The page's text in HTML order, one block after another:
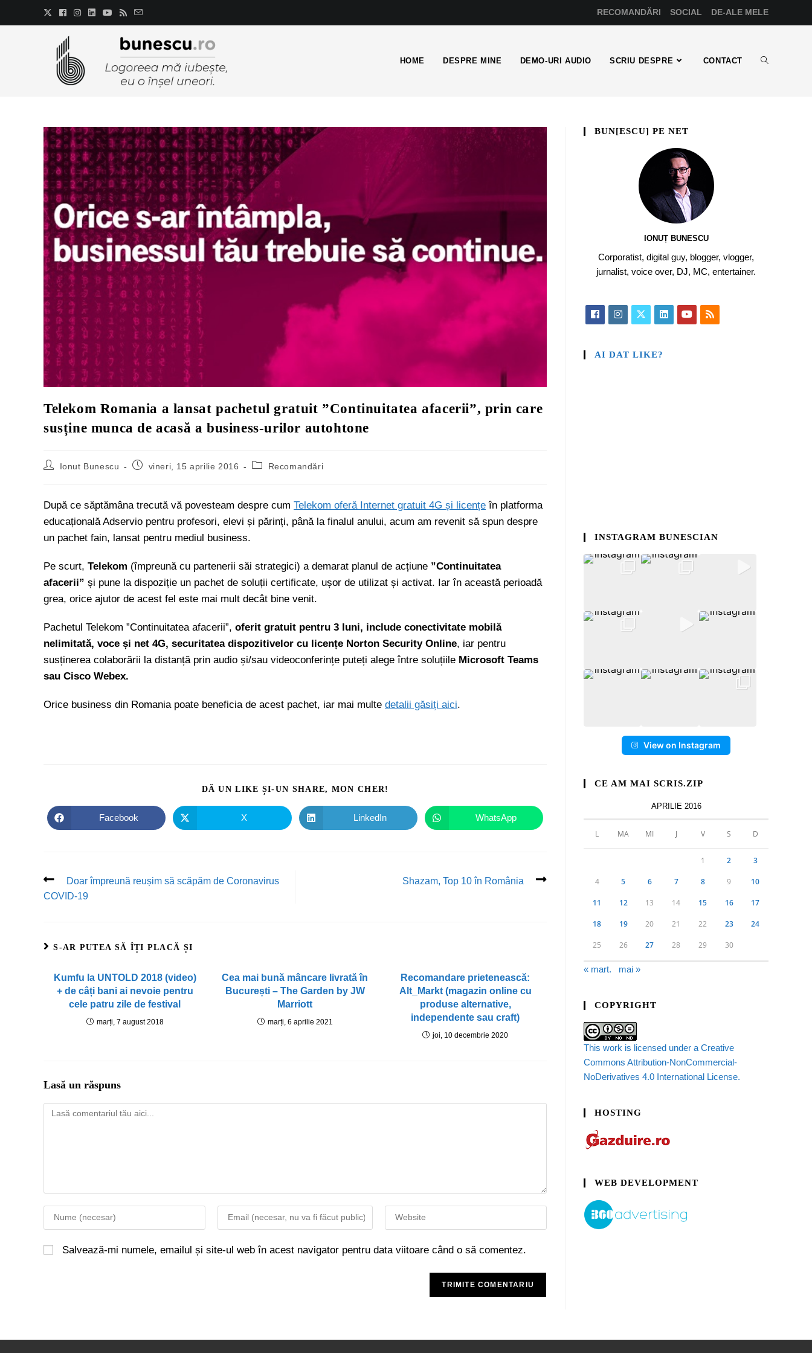
RECOMANDĂRI SOCIAL DE-ALE MELE
HOME DESPRE MINE DEMO-URI AUDIO SCRIU DESPRE CONTACT
Telekom Romania a lansat pachetul gratuit ”Continuitatea afacerii”, prin care
susține munca de acasă a business-urilor autohtone
Ionut Bunescu vineri, 15 aprilie 2016 Recomandări
După ce săptămâna trecută vă povesteam despre cum Telekom oferă Internet gratuit 4G și licențe în platforma
educațională Adservio pentru profesori, elevi și părinți, până la finalul anului, acum am revenit să spun despre
un pachet fain, lansat pentru mediul business.
Pe scurt, Telekom (împreună cu partenerii săi strategici) a demarat planul de acțiune ”Continuitatea
afacerii” și pune la dispoziție un pachet de soluții certificate, ușor de utilizat și activat. Iar în această perioadă
grea, orice ajutor de acest fel este mai mult decât bine venit.
Pachetul Telekom ”Continuitatea afacerii”, oferit gratuit pentru 3 luni, include conectivitate mobilă
nelimitată, voce și net 4G, securitatea dispozitivelor cu licențe Norton Security Online, iar pentru
susținerea colaborării la distanță prin audio și/sau videoconferințe puteți alege între soluțiile Microsoft Teams
sau Cisco Webex.
Orice business din Romania poate beneficia de acest pachet, iar mai multe detalii găsiți aici.
DĂ UN LIKE ȘI-UN SHARE, MON CHER!
Facebook X LinkedIn WhatsApp
Doar împreună reușim să scăpăm de Coronavirus
COVID-19
Shazam, Top 10 în România
S-AR PUTEA SĂ ÎȚI PLACĂ ȘI
Kumfu la UNTOLD 2018 (video)
+ de câți bani ai nevoie pentru
cele patru zile de festival
marți, 7 august 2018
Cea mai bună mâncare livrată în
București – The Garden by JW
Marriott
marți, 6 aprilie 2021
Recomandare prietenească:
Alt_Markt (magazin online cu
produse alternative,
independente sau craft)
joi, 10 decembrie 2020
Lasă un răspuns
Salvează-mi numele, emailul și site-ul web în acest navigator pentru data viitoare când o să comentez.
BUN[ESCU] PE NET
IONUȚ BUNESCU
Corporatist, digital guy, blogger, vlogger,
jurnalist, voice over, DJ, MC, entertainer.
AI DAT LIKE?
INSTAGRAM BUNESCIAN
View on Instagram
CE AM MAI SCRIS.ZIP
APRILIE 2016
L MA MI J V S D
1 2 3
4 5 6 7 8 9 10
11 12 13 14 15 16 17
18 19 20 21 22 23 24
25 26 27 28 29 30
« mart. mai »
COPYRIGHT
This work is licensed under a Creative
Commons Attribution-NonCommercial-
NoDerivatives 4.0 International License.
HOSTING
WEB DEVELOPMENT